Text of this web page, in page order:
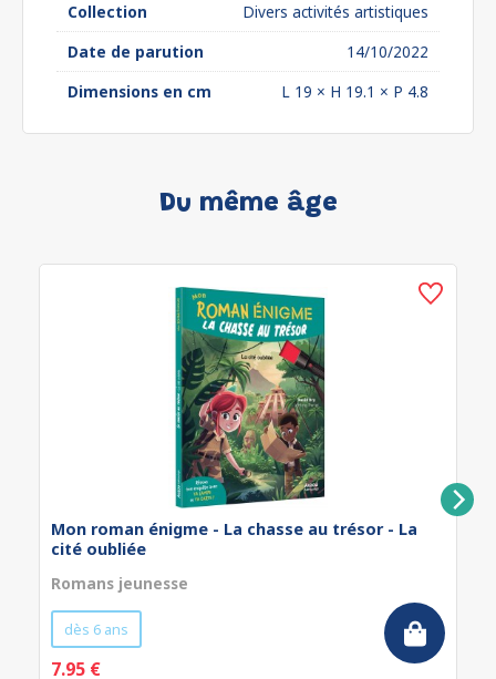
Collection
Divers activités artistiques
Date de parution
14/10/2022
Dimensions en cm
L 19 × H 19.1 × P 4.8
Du même âge
Mon roman énigme - La chasse au trésor - La
cité oubliée
Romans jeunesse
dès 6 ans
7.95 €